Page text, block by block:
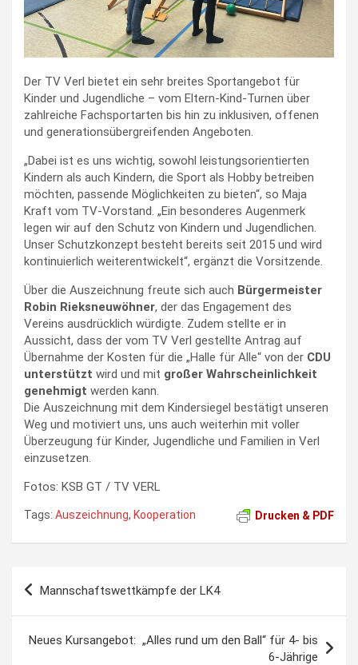
Der TV Verl bietet ein sehr breites Sportangebot für
Kinder und Jugendliche – vom Eltern-Kind-Turnen über
zahlreiche Fachsportarten bis hin zu inklusiven, offenen
und generationsübergreifenden Angeboten.
„Dabei ist es uns wichtig, sowohl leistungsorientierten
Kindern als auch Kindern, die Sport als Hobby betreiben
möchten, passende Möglichkeiten zu bieten“, so Maja
Kraft vom TV-Vorstand. „Ein besonderes Augenmerk
legen wir auf den Schutz von Kindern und Jugendlichen.
Unser Schutzkonzept besteht bereits seit 2015 und wird
kontinuierlich weiterentwickelt“, ergänzt die Vorsitzende.
Über die Auszeichnung freute sich auch Bürgermeister
Robin Rieksneuwöhner, der das Engagement des
Vereins ausdrücklich würdigte. Zudem stellte er in
Aussicht, dass der vom TV Verl gestellte Antrag auf
Übernahme der Kosten für die „Halle für Alle“ von der CDU
unterstützt wird und mit großer Wahrscheinlichkeit
genehmigt werden kann.
Die Auszeichnung mit dem Kindersiegel bestätigt unseren
Weg und motiviert uns, uns auch weiterhin mit voller
Überzeugung für Kinder, Jugendliche und Familien in Verl
einzusetzen.
Fotos: KSB GT / TV VERL
Drucken & PDF
Tags: Auszeichnung, Kooperation
Beitragsnavigation
Mannschaftswettkämpfe der LK4
Neues Kursangebot: „Alles rund um den Ball“ für 4- bis
6-Jährige